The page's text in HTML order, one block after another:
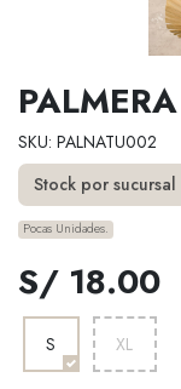
SKU: PALNATU002
Stock por sucursal
Pocas Unidades.
S/ 18.00
S XL